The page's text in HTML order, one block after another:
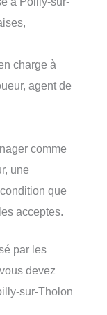
charge à
agent de
comme
une
que
acceptes.
par les
devez
sur-Tholon